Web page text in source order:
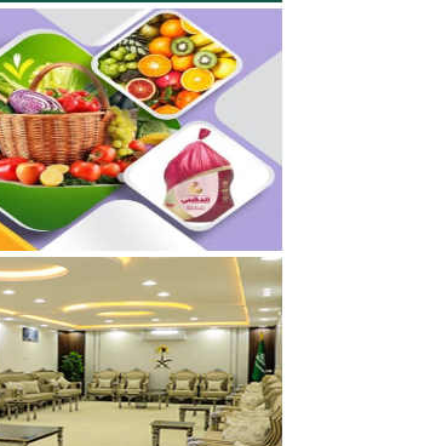
04/08/2026
أمر سامٍ
04/08/2026نائب أمير
04/08/2026برعاية
03/08/2026جمعية
05/08/2026بالفيديو